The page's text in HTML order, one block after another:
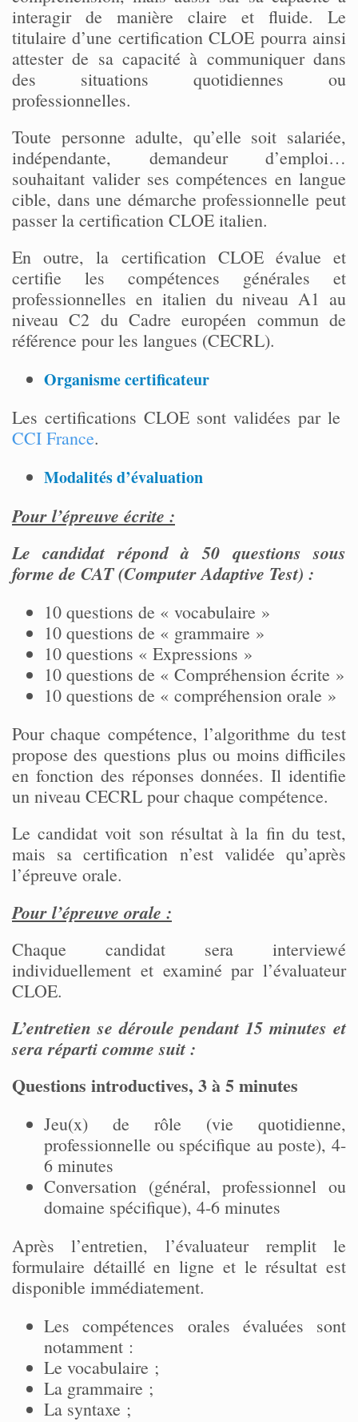
interagir de manière claire et fluide. Le
titulaire d’une certification CLOE pourra ainsi
attester de sa capacité à communiquer dans
des situations quotidiennes ou
professionnelles.
Toute personne adulte, qu’elle soit salariée,
indépendante, demandeur d’emploi…
souhaitant valider ses compétences en langue
cible, dans une démarche professionnelle peut
passer la certification CLOE italien.
En outre, la certification CLOE évalue et
certifie les compétences générales et
professionnelles en italien du niveau A1 au
niveau C2 du Cadre européen commun de
référence pour les langues (CECRL).
Organisme certificateur
Les certifications CLOE sont validées par le
CCI France.
Modalités d’évaluation
Pour l’épreuve écrite :
Le candidat répond à 50 questions sous
forme de CAT (Computer Adaptive Test) :
10 questions de « vocabulaire »
10 questions de « grammaire »
10 questions « Expressions »
10 questions de « Compréhension écrite »
10 questions de « compréhension orale »
Pour chaque compétence, l’algorithme du test
propose des questions plus ou moins difficiles
en fonction des réponses données. Il identifie
un niveau CECRL pour chaque compétence.
Le candidat voit son résultat à la fin du test,
mais sa certification n’est validée qu’après
l’épreuve orale.
Pour l’épreuve orale :
Chaque candidat sera interviewé
individuellement et examiné par l’évaluateur
CLOE.
L’entretien se déroule pendant 15 minutes et
sera réparti comme suit :
Questions introductives, 3 à 5 minutes
Jeu(x) de rôle (vie quotidienne,
professionnelle ou spécifique au poste), 4-
6 minutes
Conversation (général, professionnel ou
domaine spécifique), 4-6 minutes
Après l’entretien, l’évaluateur remplit le
formulaire détaillé en ligne et le résultat est
disponible immédiatement.
Les compétences orales évaluées sont
notamment :
Le vocabulaire ;
La grammaire ;
La syntaxe ;